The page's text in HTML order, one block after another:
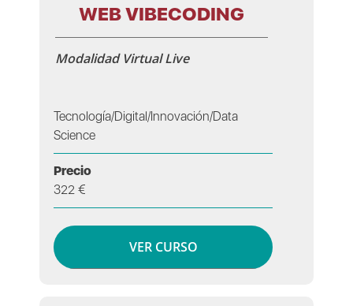
WEB VIBECODING
Modalidad Virtual Live
Tecnología/Digital/Innovación/Data
Science
Precio
322 €
VER CURSO